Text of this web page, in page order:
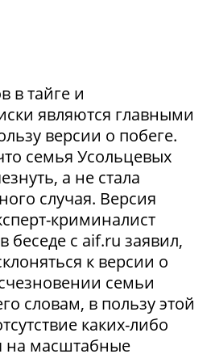
в тайге и
являются главными
версии о побеге.
семья Усольцевых
а не стала
случая. Версия
криминалист
беседе с aif.ru заявил,
к версии о
семьи
словам, в пользу этой
каких-либо
на масштабные